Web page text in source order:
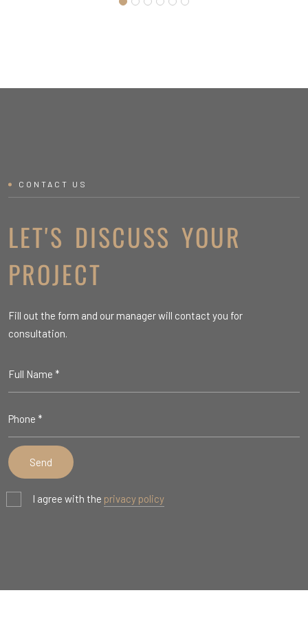
CONTACT US
LET'S DISCUSS YOUR
PROJECT
Fill out the form and our manager will contact you for
consultation.
I agree with the privacy policy